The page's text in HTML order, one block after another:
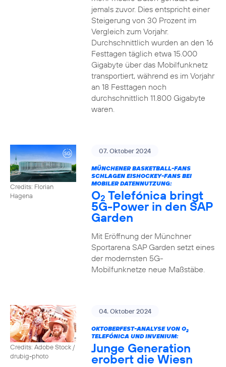
jemals zuvor. Dies entspricht einer
Steigerung von 30 Prozent im
Vergleich zum Vorjahr.
Durchschnittlich wurden an den 16
Festtagen täglich etwa 15.000
Gigabyte über das Mobilfunknetz
transportiert, während es im Vorjahr
an 18 Festtagen noch
durchschnittlich 11.800 Gigabyte
waren.
Credits: Florian
Hagena
07. Oktober 2024
MÜNCHENER BASKETBALL-FANS
SCHLAGEN EISHOCKEY-FANS BEI
MOBILER DATENNUTZUNG:
O2 Telefónica bringt
5G-Power in den SAP
Garden
Mit Eröffnung der Münchner
Sportarena SAP Garden setzt eines
der modernsten 5G-
Mobilfunknetze neue Maßstäbe.
Credits: Adobe Stock /
drubig-photo
04. Oktober 2024
OKTOBERFEST-ANALYSE VON O2
TELEFÓNICA UND INVENIUM:
Junge Generation
erobert die Wiesn